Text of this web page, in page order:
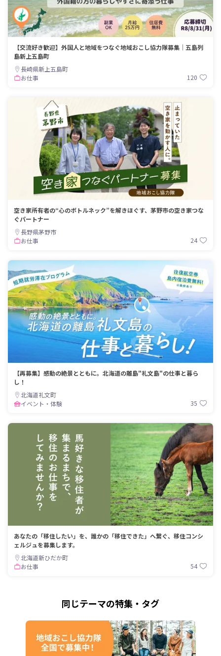
【交流好き歓迎】外国人と地域をつなぐ地域おこし協力隊募集｜五島列
島新上五島町
長崎県新上五島町
お仕事
120
空き家所有者の“心のボトルネック”を解きほぐす、茅野市の空き家つな
ぐパートナー
長野県茅野市
お仕事
24
【再募集】感動の絶景とともに。北海道の離島"礼文島"の仕事と暮ら
し！
北海道礼文町
イベント・体験
35
あなたの「移住したい」を、誰かの「移住できた」へ繋ぐ、移住コンシ
ェルジュを募集します。
北海道新ひだか町
お仕事
54
同じテーマの特集・タグ